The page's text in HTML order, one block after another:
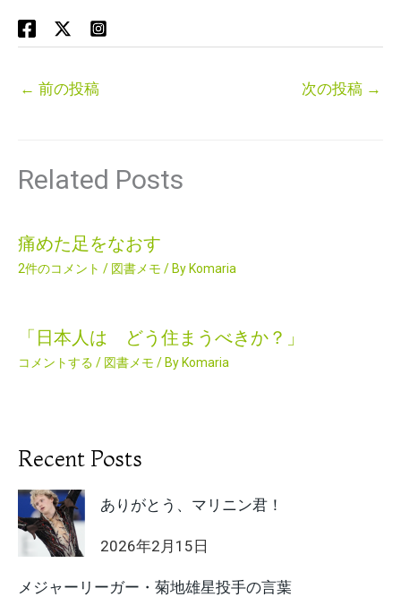
← 前の投稿 次の投稿 →
Related Posts
痛めた足をなおす
2件のコメント / 図書メモ / By Komaria
「日本人は どう住まうべきか？」
コメントする / 図書メモ / By Komaria
Recent Posts
ありがとう、マリニン君！
2026年2月15日
メジャーリーガー・菊地雄星投手の言葉